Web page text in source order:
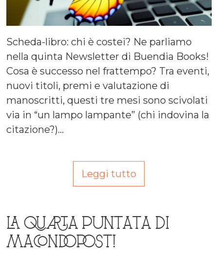
Scheda-libro: chi è costei? Ne parliamo
nella quinta Newsletter di Buendia Books!
Cosa è successo nel frattempo? Tra eventi,
nuovi titoli, premi e valutazione di
manoscritti, questi tre mesi sono scivolati
via in “un lampo lampante” (chi indovina la
citazione?)…
Leggi tutto
LA QUARTA PUNTATA DI
MACONDOPOST!